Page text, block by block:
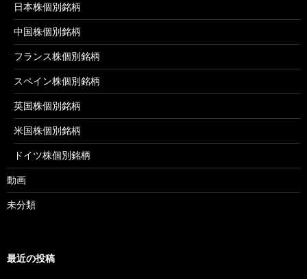
日本株個別銘柄
中国株個別銘柄
フランス株個別銘柄
スペイン株個別銘柄
英国株個別銘柄
米国株個別銘柄
ドイツ株個別銘柄
動画
未分類
最近の投稿